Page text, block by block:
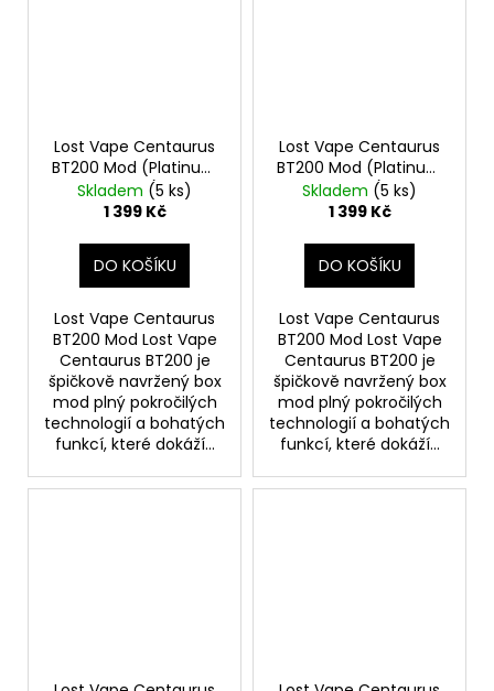
Lost Vape Centaurus
BT200 Mod (Platinum
Ridge)
Skladem (5 ks)
1 399 Kč
DO KOŠÍKU
Lost Vape Centaurus
BT200 Mod Lost Vape
Centaurus BT200 je
špičkově navržený box
mod plný pokročilých
technologií a bohatých
funkcí, které dokáží...
Lost Vape Centaurus
BT200 Mod (Platinum
Crest)
Skladem (5 ks)
1 399 Kč
DO KOŠÍKU
Lost Vape Centaurus
BT200 Mod Lost Vape
Centaurus BT200 je
špičkově navržený box
mod plný pokročilých
technologií a bohatých
funkcí, které dokáží...